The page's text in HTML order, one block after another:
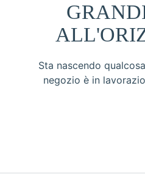
Sta nascendo
negozio è in